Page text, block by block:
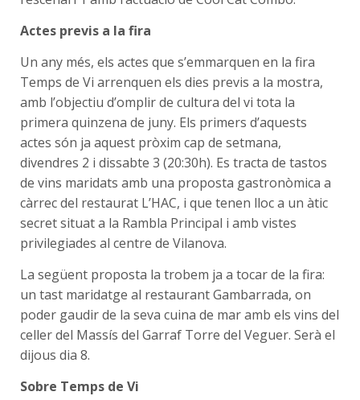
Actes previs a la fira
Un any més, els actes que s’emmarquen en la fira
Temps de Vi arrenquen els dies previs a la mostra,
amb l’objectiu d’omplir de cultura del vi tota la
primera quinzena de juny. Els primers d’aquests
actes són ja aquest pròxim cap de setmana,
divendres 2 i dissabte 3 (20:30h). Es tracta de tastos
de vins maridats amb una proposta gastronòmica a
càrrec del restaurat L’HAC, i que tenen lloc a un àtic
secret situat a la Rambla Principal i amb vistes
privilegiades al centre de Vilanova.
La següent proposta la trobem ja a tocar de la fira:
un tast maridatge al restaurant Gambarrada, on
poder gaudir de la seva cuina de mar amb els vins del
celler del Massís del Garraf Torre del Veguer. Serà el
dijous dia 8.
Sobre Temps de Vi